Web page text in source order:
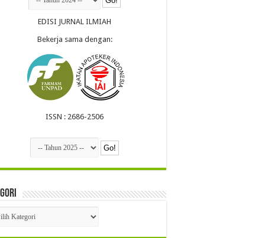
EDISI JURNAL ILMIAH
Bekerja sama dengan:
ISSN : 2686-2506